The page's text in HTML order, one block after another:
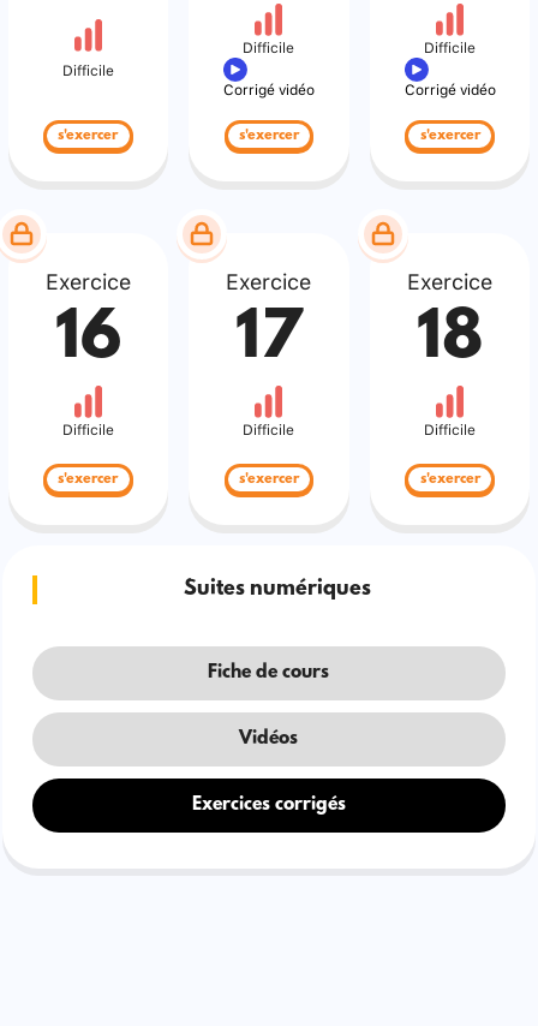
Difficile
s'exercer
Difficile
Corrigé vidéo
s'exercer
Difficile
Corrigé vidéo
s'exercer
Exercice
16
Difficile
s'exercer
Exercice
17
Difficile
s'exercer
Exercice
18
Difficile
s'exercer
Suites numériques
Fiche de cours
Vidéos
Exercices corrigés